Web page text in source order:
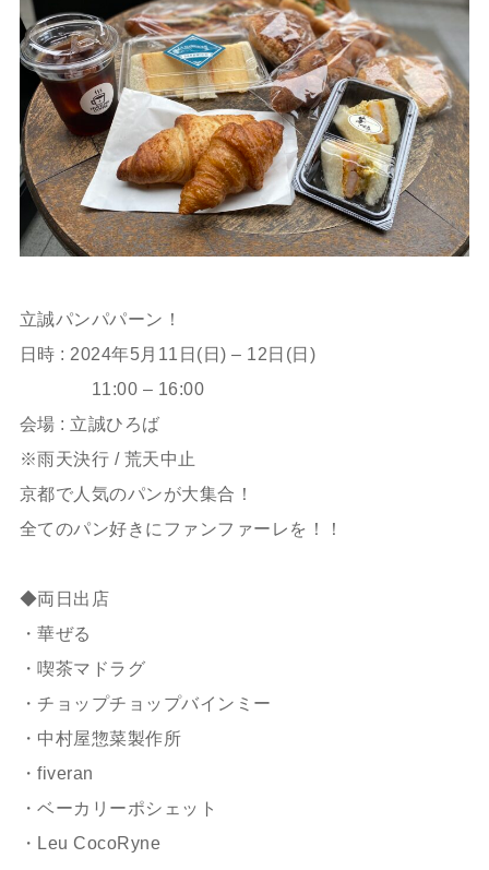
立誠パンパパーン！
日時 : 2024年5月11日(日) – 12日(日)
11:00 – 16:00
会場 : 立誠ひろば
※雨天決行 / 荒天中止
京都で人気のパンが大集合！
全てのパン好きにファンファーレを！！
◆両日出店
・華ぜる
・喫茶マドラグ
・チョップチョップバインミー
・中村屋惣菜製作所
・fiveran
・ベーカリーポシェット
・Leu CocoRyne